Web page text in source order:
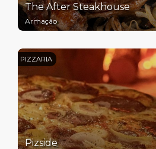
The After Steakhouse
Armação
PIZZARIA
Pizside